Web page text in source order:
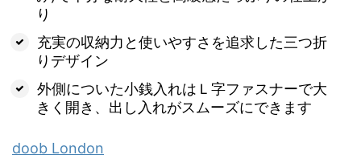
り
充実の収納力と使いやすさを追求した三つ折
りデザイン
外側についた小銭入れはＬ字ファスナーで大
きく開き、出し入れがスムーズにできます
doob London